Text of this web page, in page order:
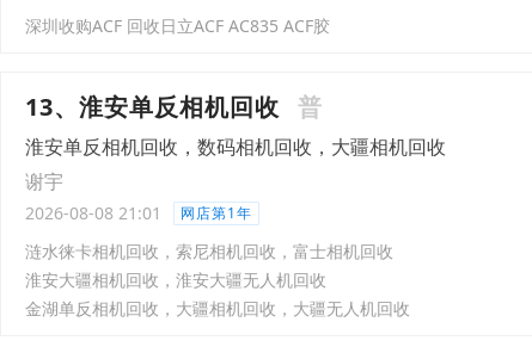
深圳收购ACF 回收日立ACF AC835 ACF胶
13、淮安单反相机回收 普
淮安单反相机回收，数码相机回收，大疆相机回收
谢宇
2026-08-08 21:01 网店第1年
涟水徕卡相机回收，索尼相机回收，富士相机回收
淮安大疆相机回收，淮安大疆无人机回收
金湖单反相机回收，大疆相机回收，大疆无人机回收